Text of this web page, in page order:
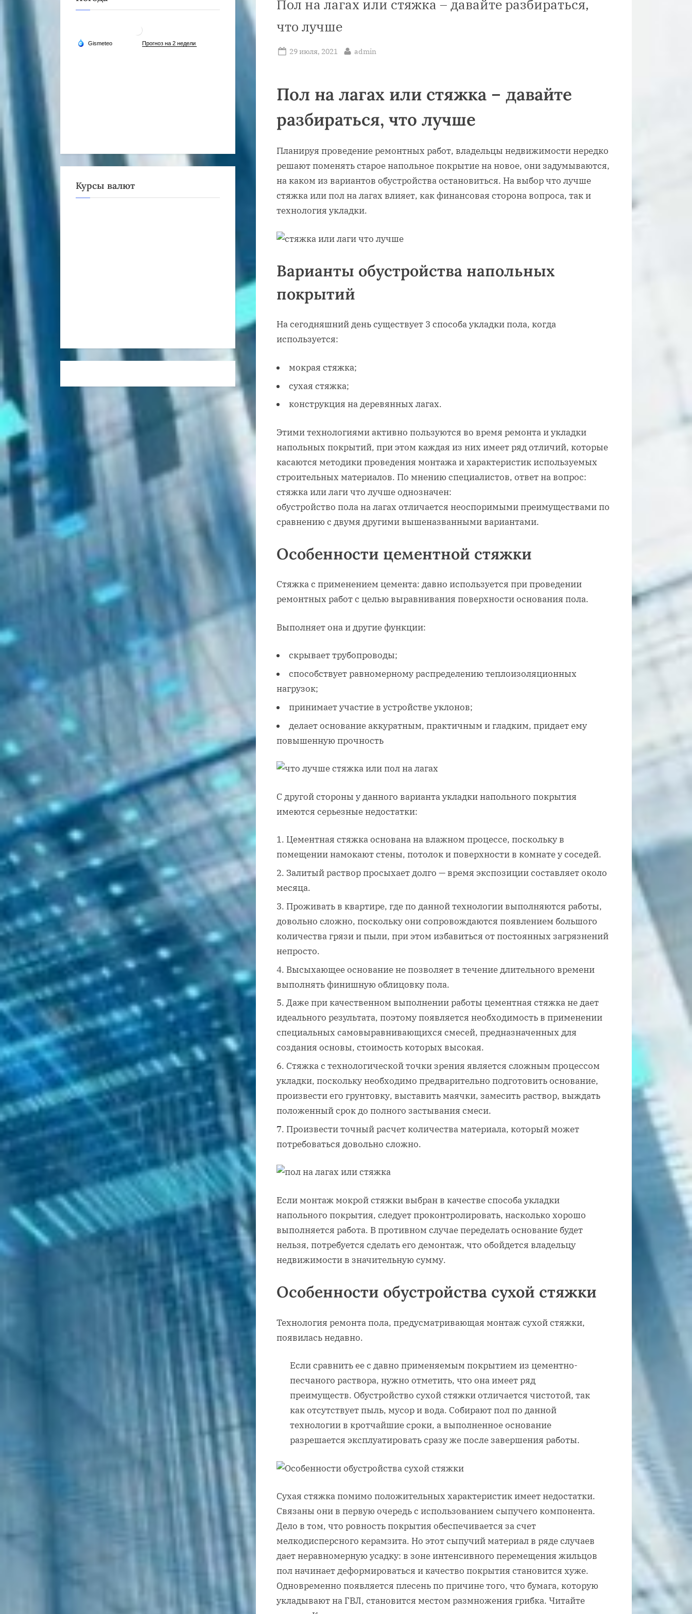
Пол на лагах или стяжка – давайте разбираться,
что лучше
Posted
29 июля, 2021 By
admin
Пол на лагах или стяжка – давайте
разбираться, что лучше
Планируя проведение ремонтных работ, владельцы недвижимости нередко
решают поменять старое напольное покрытие на новое, они задумываются,
на каком из вариантов обустройства остановиться. На выбор что лучше
стяжка или пол на лагах влияет, как финансовая сторона вопроса, так и
технология укладки.
Варианты обустройства напольных
покрытий
На сегодняшний день существует 3 способа укладки пола, когда
используется:
мокрая стяжка;
сухая стяжка;
конструкция на деревянных лагах.
Этими технологиями активно пользуются во время ремонта и укладки
напольных покрытий, при этом каждая из них имеет ряд отличий, которые
касаются методики проведения монтажа и характеристик используемых
строительных материалов. По мнению специалистов, ответ на вопрос:
стяжка или лаги что лучше однозначен:
обустройство пола на лагах отличается неоспоримыми преимуществами по
сравнению с двумя другими вышеназванными вариантами.
Особенности цементной стяжки
Стяжка с применением цемента: давно используется при проведении
ремонтных работ с целью выравнивания поверхности основания пола.
Выполняет она и другие функции:
скрывает трубопроводы;
способствует равномерному распределению теплоизоляционных
нагрузок;
принимает участие в устройстве уклонов;
делает основание аккуратным, практичным и гладким, придает ему
повышенную прочность
С другой стороны у данного варианта укладки напольного покрытия
имеются серьезные недостатки:
Цементная стяжка основана на влажном процессе, поскольку в
помещении намокают стены, потолок и поверхности в комнате у соседей.
Залитый раствор просыхает долго — время экспозиции составляет около
месяца.
Проживать в квартире, где по данной технологии выполняются работы,
довольно сложно, поскольку они сопровождаются появлением большого
количества грязи и пыли, при этом избавиться от постоянных загрязнений
непросто.
Высыхающее основание не позволяет в течение длительного времени
выполнять финишную облицовку пола.
Даже при качественном выполнении работы цементная стяжка не дает
идеального результата, поэтому появляется необходимость в применении
специальных самовыравнивающихся смесей, предназначенных для
создания основы, стоимость которых высокая.
Стяжка с технологической точки зрения является сложным процессом
укладки, поскольку необходимо предварительно подготовить основание,
произвести его грунтовку, выставить маячки, замесить раствор, выждать
положенный срок до полного застывания смеси.
Произвести точный расчет количества материала, который может
потребоваться довольно сложно.
Если монтаж мокрой стяжки выбран в качестве способа укладки
напольного покрытия, следует проконтролировать, насколько хорошо
выполняется работа. В противном случае переделать основание будет
нельзя, потребуется сделать его демонтаж, что обойдется владельцу
недвижимости в значительную сумму.
Особенности обустройства сухой стяжки
Технология ремонта пола, предусматривающая монтаж сухой стяжки,
появилась недавно.
Если сравнить ее с давно применяемым покрытием из цементно-
песчаного раствора, нужно отметить, что она имеет ряд
преимуществ. Обустройство сухой стяжки отличается чистотой, так
как отсутствует пыль, мусор и вода. Собирают пол по данной
технологии в кротчайшие сроки, а выполненное основание
разрешается эксплуатировать сразу же после завершения работы.
Сухая стяжка помимо положительных характеристик имеет недостатки.
Связаны они в первую очередь с использованием сыпучего компонента.
Дело в том, что ровность покрытия обеспечивается за счет
мелкодисперсного керамзита. Но этот сыпучий материал в ряде случаев
дает неравномерную усадку: в зоне интенсивного перемещения жильцов
пол начинает деформироваться и качество покрытия становится хуже.
Одновременно появляется плесень по причине того, что бумага, которую
укладывают на ГВЛ, становится местом размножения грибка. Читайте
Курсы валют